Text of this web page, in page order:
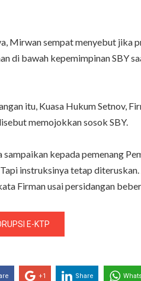
Mirwan sempat menyebut jika
di bawah kepemimpinan SBY
itu, Kuasa Hukum Setnov,
memojokkan sosok SBY.
kepada pemenang
instruksinya tetap
Firman usai persidangan
E-KTP
+1 Share